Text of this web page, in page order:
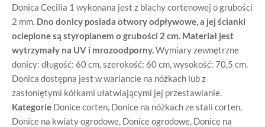
Donica Cecilia 1 wykonana jest z blachy cortenowej o grubości
2 mm. Dno donicy posiada otwory odpływowe, a jej ścianki
ocieplone są styropianem o grubości 2 cm. Materiał jest
wytrzymały na UV i mrozoodporny.Wymiary zewnętrzne
donicy: długość: 60 cm, szerokość: 60 cm, wysokość: 70,5 cm.
Donica dostępna jest w wariancie na nóżkach lub z
zasłoniętymi kółkami ułatwiającymi jej przestawianie.
Kategorie Donice corten, Donice na nóżkach ze stali corten,
Donice na kwiaty ogrodowe, Donice ogrodowe, Donice na